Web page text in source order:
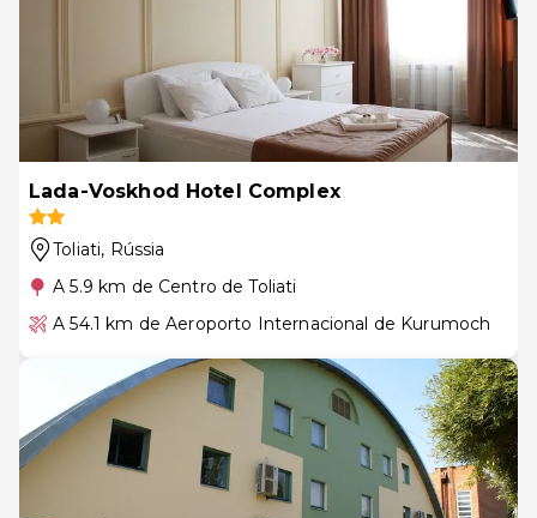
Lada-Voskhod Hotel Complex
Toliati, Rússia
A 5.9 km de Centro de Toliati
A 54.1 km de Aeroporto Internacional de Kurumoch